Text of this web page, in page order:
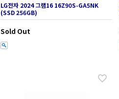
LG전자 2024 그램16 16Z90S-GA5NK
(SSD 256GB)
Sold Out